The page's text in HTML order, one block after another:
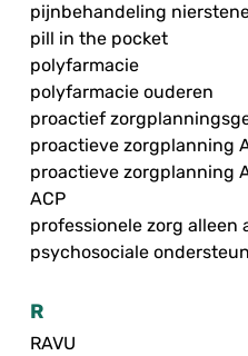
pijnbehandeling
pill in the pocket
polyfarmacie
polyfarmacie ouderen
proactief
proactieve zorgplanning
proactieve zorgplanning
ACP
professionele zorg alleen
psychosociale
R
RAVU